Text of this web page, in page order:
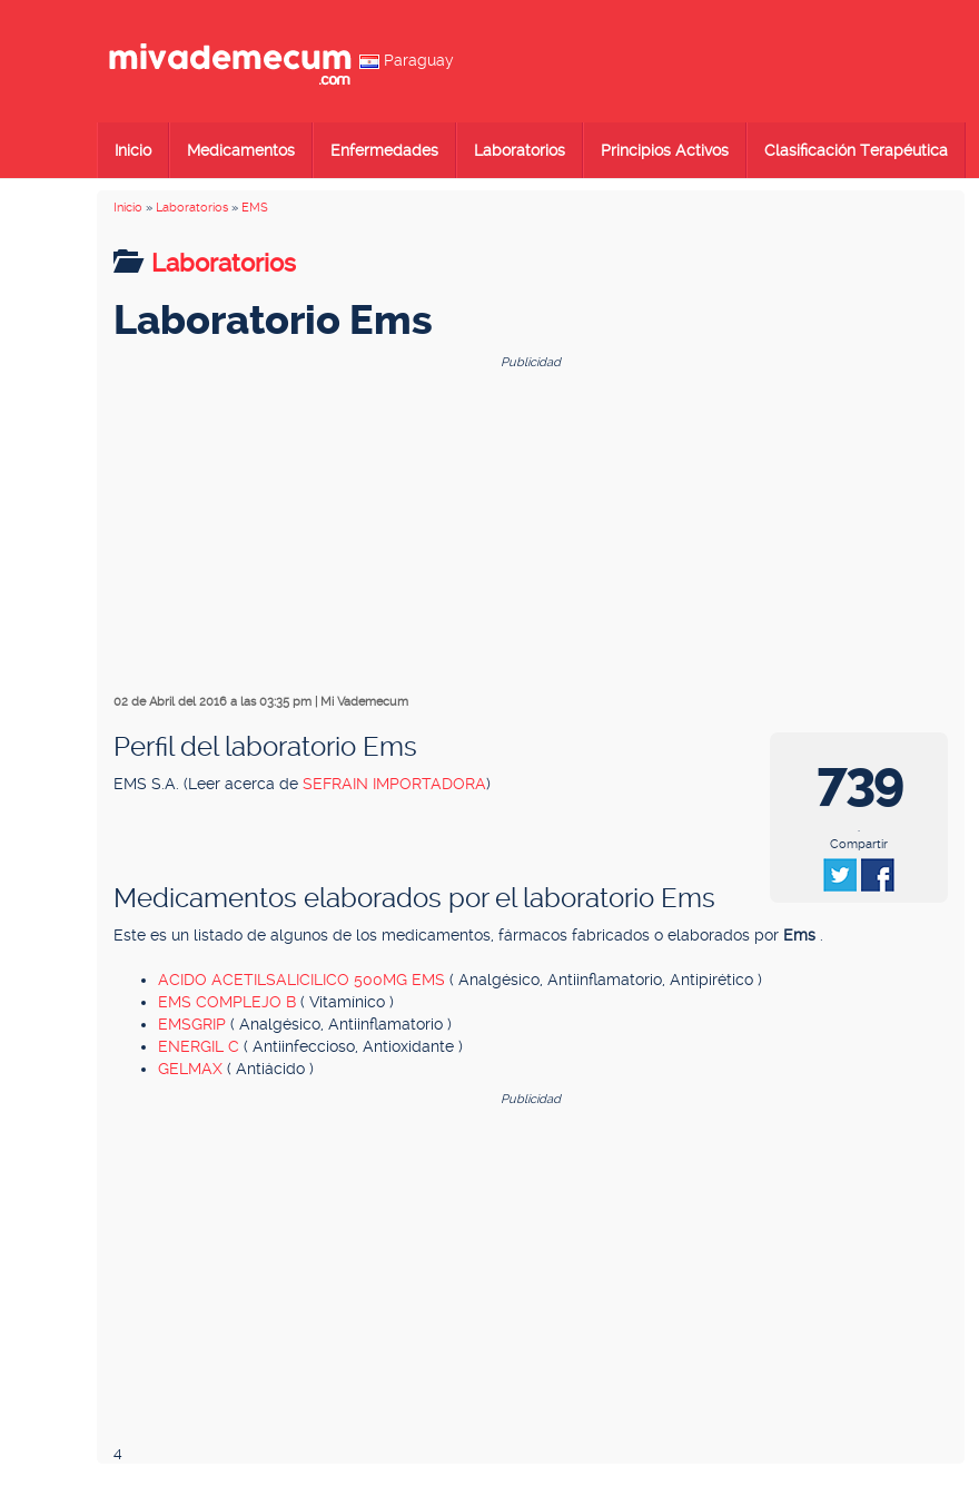
Paraguay
Inicio Medicamentos Enfermedades Laboratorios Principios Activos Clasificación Terapéutica
Inicio » Laboratorios » EMS
Laboratorios
Laboratorio Ems
Publicidad
02 de Abril del 2016 a las 03:35 pm Mi Vademecum
739
.
Compartir
Perfil del laboratorio Ems
EMS S.A. (Leer acerca de SEFRAIN IMPORTADORA)
Medicamentos elaborados por el laboratorio Ems
Este es un listado de algunos de los medicamentos, fármacos fabricados o elaborados por Ems
ACIDO ACETILSALICILICO 500MG EMS ( Analgésico, Antiinflamatorio, Antipirético )
EMS COMPLEJO B ( Vitamínico )
EMSGRIP ( Analgésico, Antiinflamatorio )
ENERGIL C ( Antiinfeccioso, Antioxidante )
GELMAX ( Antiácido )
Publicidad
4